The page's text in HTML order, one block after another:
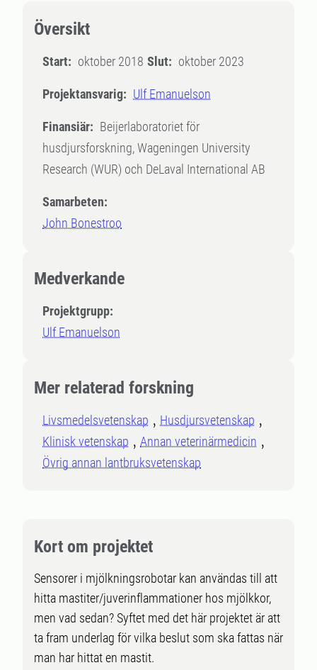
Översikt
Start: oktober 2018 Slut: oktober 2023
Projektansvarig: Ulf Emanuelson
Finansiär: Beijerlaboratoriet för
husdjursforskning, Wageningen University
Research (WUR) och DeLaval International AB
Samarbeten:
John Bonestroo
Medverkande
Projektgrupp:
Ulf Emanuelson
Mer relaterad forskning
Livsmedelsvetenskap
Husdjursvetenskap
Klinisk vetenskap
Annan veterinärmedicin
Övrig annan lantbruksvetenskap
Kort om projektet
Sensorer i mjölkningsrobotar kan användas till att
hitta mastiter/juverinflammationer hos mjölkkor,
men vad sedan? Syftet med det här projektet är att
ta fram underlag för vilka beslut som ska fattas när
man har hittat en mastit.